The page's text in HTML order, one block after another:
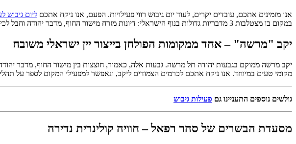
אנו מזמינים אתכם, עובדים יקרים, לעוד יום גיבוש רווי פעילויות. הפעם, אנו ניקח אתכם ליום גיבוש
במקום בו מצטלבות 3 מדבריות גדולות בנוף הישראלי: דיונות מזרח מישור החוף, מדבר יהודה וחבל לכיש. המקום מציע יום גיבוש קולינרי במיוחד אשר לא יישכח זמן רב.
יקב "מרשה" – אחד ממקומות הפולחן בייצור יין ישראלי משובח
יקב מרשה ממוקם בגבעות יהודה תל מרשה. גבעות אלה, כאמור, חוצצות בין מישור החוף, מדבר יהודה
מקומי טעים במיוחד. אנו ניקח אתכם לכרמים הצמודים ליקב, ונאפשר למפעילי המקום לספר על
גולשים נוספים התעניינו גם פעילות גיבוש
מסעדת הבשרים של סהר רפאל – חוויה קולינרית נדירה